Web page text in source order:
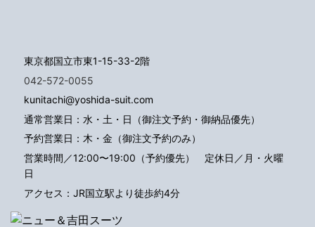
東京都国立市東1-15-33-2階
042-572-0055
kunitachi@yoshida-suit.com
通常営業日：水・土・日（御注文予約・御納品優先）
予約営業日：木・金（御注文予約のみ）
営業時間／12:00〜19:00（予約優先） 定休日／月・火曜
日
アクセス：JR国立駅より徒歩約4分